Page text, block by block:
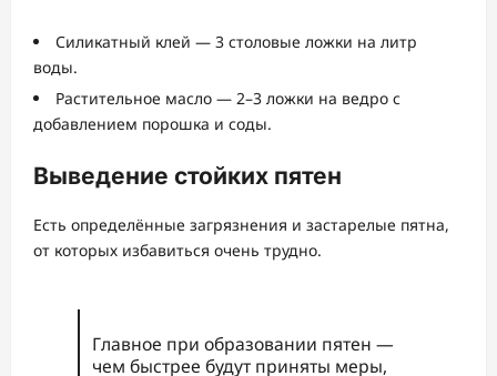
Силикатный клей — 3 столовые ложки на литр
воды.
Растительное масло — 2–3 ложки на ведро с
добавлением порошка и соды.
Выведение стойких пятен
Есть определённые загрязнения и застарелые пятна,
от которых избавиться очень трудно.
Главное при образовании пятен —
чем быстрее будут приняты меры,